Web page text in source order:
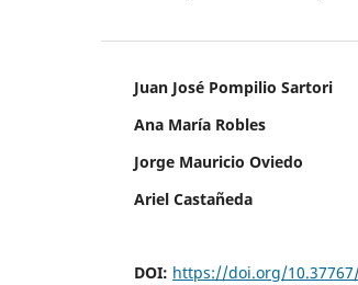
Juan José Pompilio Sartori
Ana María Robles
Jorge Mauricio Oviedo
Ariel Castañeda
DOI: https://doi.org/